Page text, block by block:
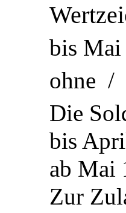
bis
ohne /
Die
bis
ab Mai
Zur